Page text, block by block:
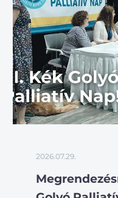
2026.07.29.